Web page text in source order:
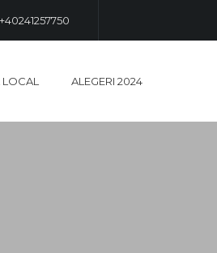
+40241257750
ALEGERI 2024